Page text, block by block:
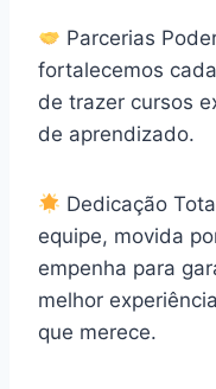
Parcerias
fortalecemos
de trazer cursos
de aprendizado.
Dedicação
equipe, movida
empenha para
melhor
que merece.